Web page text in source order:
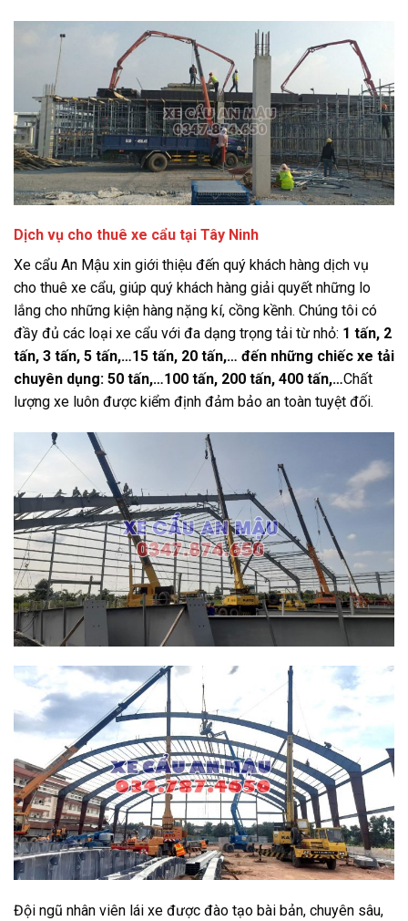
Dịch vụ cho thuê xe cẩu tại Tây Ninh
Xe cẩu An Mậu xin giới thiệu đến quý khách hàng dịch vụ
cho thuê xe cẩu, giúp quý khách hàng giải quyết những lo
lắng cho những kiện hàng nặng kí, cồng kềnh. Chúng tôi có
đầy đủ các loại xe cẩu với đa dạng trọng tải từ nhỏ: 1 tấn, 2
tấn, 3 tấn, 5 tấn,…15 tấn, 20 tấn,… đến những chiếc xe tải
chuyên dụng: 50 tấn,…100 tấn, 200 tấn, 400 tấn,…Chất
lượng xe luôn được kiểm định đảm bảo an toàn tuyệt đối.
Đội ngũ nhân viên lái xe được đào tạo bài bản, chuyên sâu,